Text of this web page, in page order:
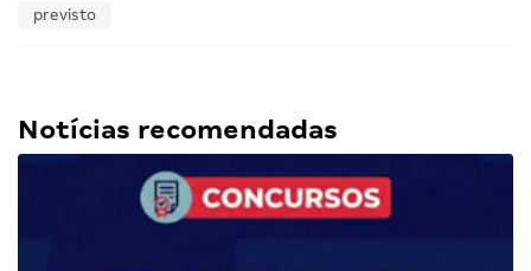
previsto
Notícias recomendadas